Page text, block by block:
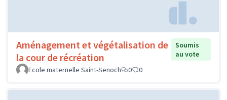
Aménagement et végétalisation de
la cour de récréation
Soumis
au vote
Ecole maternelle Saint-Senoch
0 0